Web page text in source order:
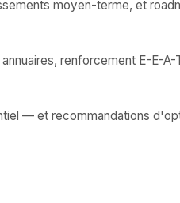
moyen-terme, et
renforcement E-E-
— et recommandations